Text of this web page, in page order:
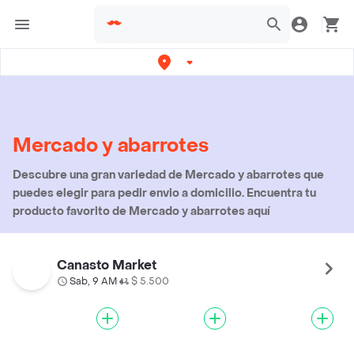
Mercado y abarrotes
Descubre una gran variedad de Mercado y abarrotes que
puedes elegir para pedir envio a domicilio. Encuentra tu
producto favorito de Mercado y abarrotes aquí
Canasto Market
Sab, 9 AM• $ 5.500